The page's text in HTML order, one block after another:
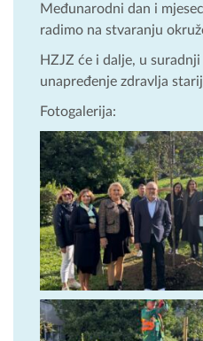
Međunarodni dan i
radimo na stvaranju
HZJZ će i dalje, u
unapređenje zdravlja
Fotogalerija: